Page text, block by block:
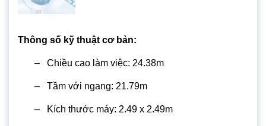
Thông số kỹ thuật cơ bản:
– Chiều cao làm việc: 24.38m
– Tầm với ngang: 21.79m
– Kích thước máy: 2.49 x 2.49m